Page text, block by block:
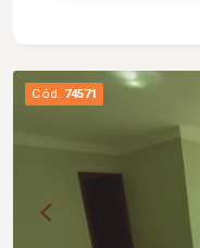
Cód. 74571